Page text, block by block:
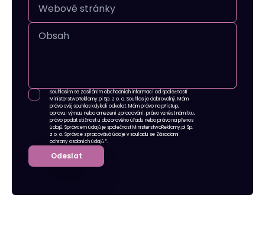
Souhlasím se zasíláním obchodních informací od společnosti
MinisterstwoReklamy.pl Sp. z o. o. Souhlas je dobrovolný. Mám
právo svůj souhlas kdykoli odvolat. Mám právo na přístup,
opravu, výmaz nebo omezení zpracování, právo vznést námitku,
právo podat stížnost u dozorového úřadu nebo právo na přenos
údajů. Správcem údajů je společnost MinisterstwoReklamy.pl Sp.
z o. o. Správce zpracovává údaje v souladu se Zásadami
ochrany osobních údajů*.
Odeslat